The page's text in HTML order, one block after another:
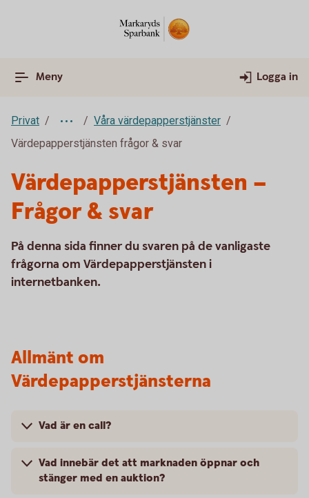
Meny Logga in
Privat
Våra värdepapperstjänster
Värdepapperstjänsten frågor & svar
Värdepapperstjänsten –
Frågor & svar
På denna sida finner du svaren på de vanligaste
frågorna om Värdepapperstjänsten i
internetbanken.
Allmänt om
Värdepapperstjänsterna
Vad är en call?
Vad innebär det att marknaden öppnar och
stänger med en auktion?